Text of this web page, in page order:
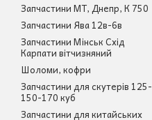
Запчастини МТ, Днепр, К 750
Запчастини Ява 12в-6в
Запчастини Мінськ Схід
Карпати вітчизняний
Шоломи, кофри
Запчастини для скутерів 125-
150-170 куб
Запчастини для китайських